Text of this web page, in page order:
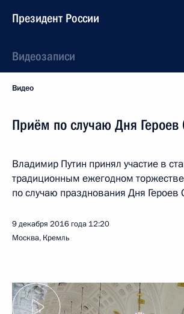
Президент России
Видеозаписи
Видео
Приём по случаю Дня Героев
Владимир Путин принял участие в
традиционным ежегодном
по случаю празднования Дня Героев
9 декабря 2016 года 12:20
Москва, Кремль